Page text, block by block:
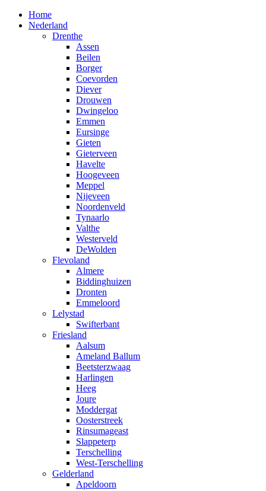
Home
Nederland
Drenthe
Assen
Beilen
Borger
Coevorden
Diever
Drouwen
Dwingeloo
Emmen
Eursinge
Gieten
Gieterveen
Havelte
Hoogeveen
Meppel
Nijeveen
Noordenveld
Tynaarlo
Valthe
Westerveld
DeWolden
Flevoland
Almere
Biddinghuizen
Dronten
Emmeloord
Lelystad
Swifterbant
Friesland
Aalsum
Ameland Ballum
Beetsterzwaag
Harlingen
Heeg
Joure
Moddergat
Oosterstreek
Rinsumageast
Slappeterp
Terschelling
West-Terschelling
Gelderland
Apeldoorn